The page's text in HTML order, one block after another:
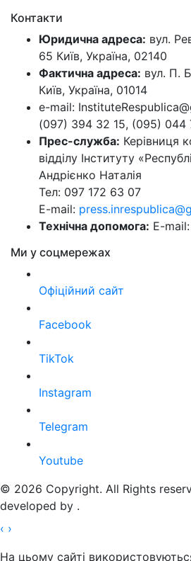
Контакти
Юридична адреса: вул.
65 Київ, Україна, 02140
Фактична адреса: вул. П.
Київ, Україна, 01014
e-mail:
(097) 394 32 15, (095) 044
Прес-служба: Керівниця
відділу Інституту
Андрієнко Наталія
Тел: 097 172 63 07
E-mail:
Технічна допомога: E-mail:
Ми у соцмережах
Офіційний сайт
Facebook
TikTok
Instagram
Telegram
Youtube
© 2026 Copyright. All Rights
developed by .
‹ ›
На цьому сайті